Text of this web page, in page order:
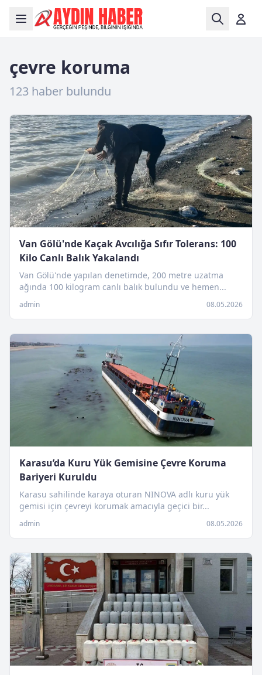
çevre koruma
123 haber bulundu
Van Gölü'nde Kaçak Avcılığa Sıfır Tolerans: 100
Kilo Canlı Balık Yakalandı
Van Gölü'nde yapılan denetimde, 200 metre uzatma
ağında 100 kilogram canlı balık bulundu ve hemen...
admin 08.05.2026
Karasu’da Kuru Yük Gemisine Çevre Koruma
Bariyeri Kuruldu
Karasu sahilinde karaya oturan NINOVA adlı kuru yük
gemisi için çevreyi korumak amacıyla geçici bir...
admin 08.05.2026